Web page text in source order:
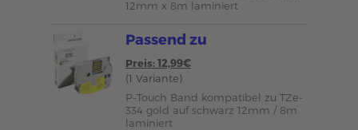
12mm x 8m laminiert
Passend zu
Preis: 12,99€
(1 Variante)
P-Touch Band kompatibel zu TZe-
334 gold auf schwarz 12mm / 8m
laminiert